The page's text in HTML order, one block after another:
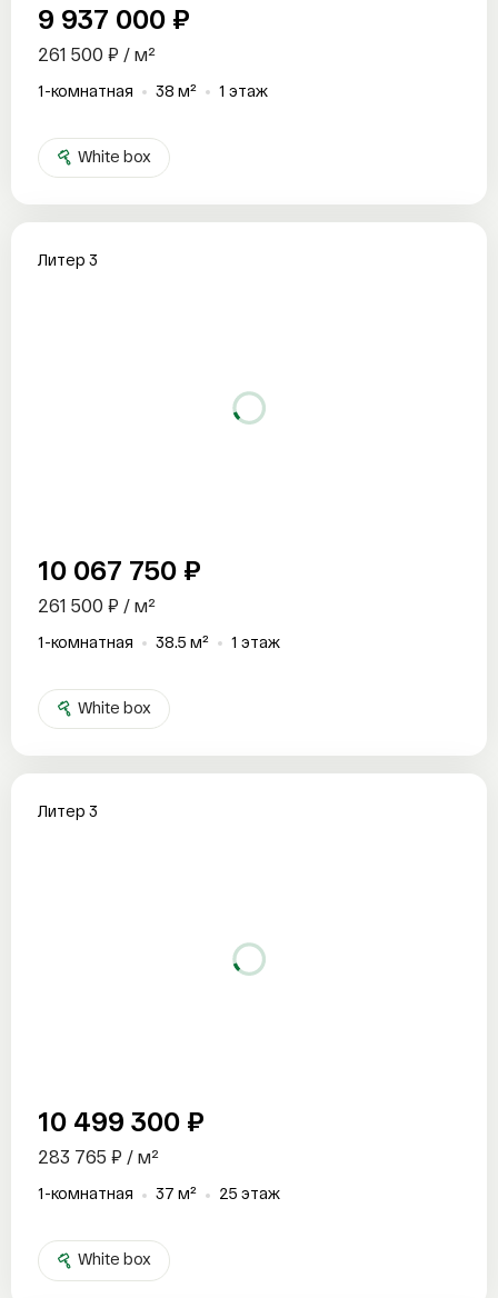
9 937 000 ₽
261 500 ₽ / м²
1-комнатная 38 м² 1 этаж
White box
Литер 3
10 067 750 ₽
261 500 ₽ / м²
1-комнатная 38.5 м² 1 этаж
White box
Литер 3
10 499 300 ₽
283 765 ₽ / м²
1-комнатная 37 м² 25 этаж
White box